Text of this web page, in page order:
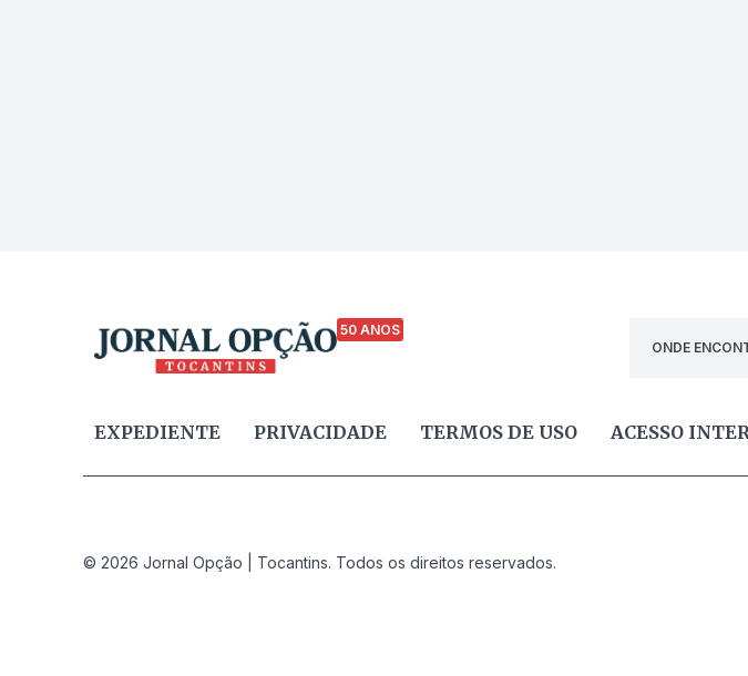
50 ANOS
ONDE
EXPEDIENTE PRIVACIDADE TERMOS DE USO ACESSO
© 2026 Jornal Opção | Tocantins. Todos os direitos reservados.